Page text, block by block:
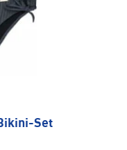
Set